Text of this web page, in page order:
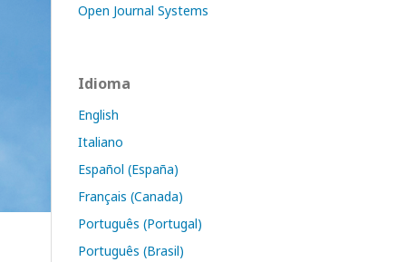
Open Journal Systems
Idioma
English
Italiano
Español (España)
Français (Canada)
Português (Portugal)
Português (Brasil)